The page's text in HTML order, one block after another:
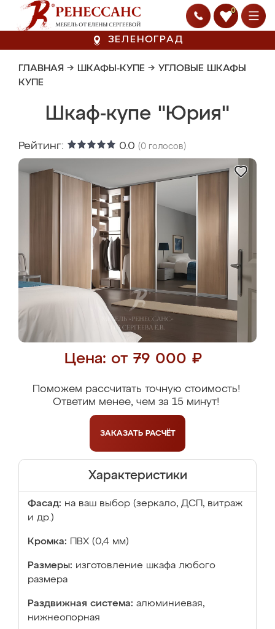
0
ЗЕЛЕНОГРАД
ГЛАВНАЯ → ШКАФЫ-КУПЕ → УГЛОВЫЕ ШКАФЫ
КУПЕ
Шкаф-купе "Юрия"
Рейтинг: 0.0 (0 голосов)
Цена: от 79 000 ₽
Поможем рассчитать точную стоимость!
Ответим менее, чем за 15 минут!
ЗАКАЗАТЬ РАСЧЁТ
Характеристики
Фасад: на ваш выбор (зеркало, ДСП, витраж
и др.)
Кромка: ПВХ (0,4 мм)
Размеры: изготовление шкафа любого
размера
Раздвижная система: алюминиевая,
нижнеопорная